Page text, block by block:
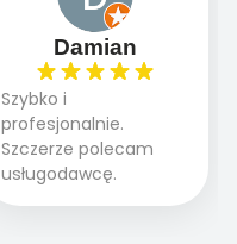
Damian
Szybko i
profesjonalnie.
Szczerze polecam
usługodawcę.